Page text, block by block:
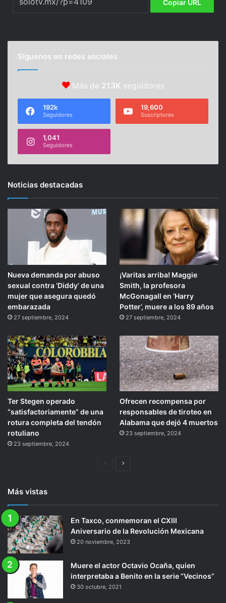
Copiar URL
Síguenos en redes sociales
Más de 213K seguidores
192k
Seguidores
19,600
Suscriptores
1,041
Seguidores
Noticias destacadas
Nueva demanda por abuso
sexual contra ‘Diddy’ de una
mujer que asegura quedó
embarazada
27 septiembre, 2024
¡Varitas arriba! Maggie
Smith, la profesora
McGonagall en ‘Harry
Potter’, muere a los 89 años
27 septiembre, 2024
Ter Stegen operado
“satisfactoriamente” de una
rotura completa del tendón
rotuliano
23 septiembre, 2024
Ofrecen recompensa por
responsables de tiroteo en
Alabama que dejó 4 muertos
23 septiembre, 2024
PáginaSiguiente
Más vistas
En Taxco, conmemoran el CXIII
Aniversario de la Revolución Mexicana
20 noviembre, 2023
Muere el actor Octavio Ocaña, quien
interpretaba a Benito en la serie “Vecinos”
30 octubre, 2021